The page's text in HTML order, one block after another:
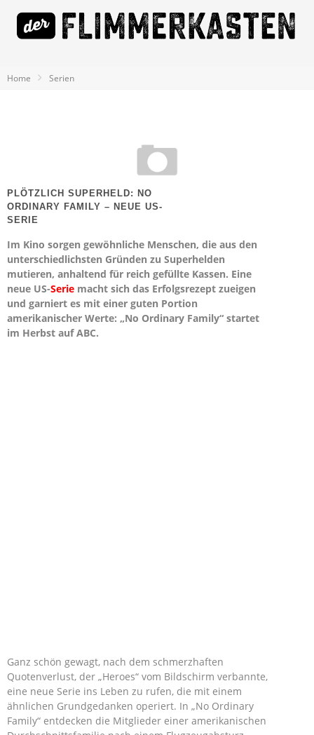
Home Serien
PLÖTZLICH SUPERHELD: NO
ORDINARY FAMILY – NEUE US-
SERIE
Im Kino sorgen gewöhnliche Menschen, die aus den
unterschiedlichsten Gründen zu Superhelden
mutieren, anhaltend für reich gefüllte Kassen. Eine
neue US-Serie macht sich das Erfolgsrezept zueigen
und garniert es mit einer guten Portion
amerikanischer Werte: „No Ordinary Family“ startet
im Herbst auf ABC.
Ganz schön gewagt, nach dem schmerzhaften
Quotenverlust, der „Heroes“ vom Bildschirm verbannte,
eine neue Serie ins Leben zu rufen, die mit einem
ähnlichen Grundgedanken operiert. In „No Ordinary
Family“ entdecken die Mitglieder einer amerikanischen